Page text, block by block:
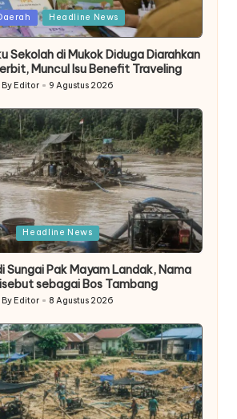
Headline News
Sekolah di Mukok Diduga Diarahkan
Muncul Isu Benefit Traveling
Posted
By Editor 9 Agustus 2026
Headline News
Sungai Pak Mayam Landak, Nama
sebagai Bos Tambang
Posted
by
By Editor 8 Agustus 2026